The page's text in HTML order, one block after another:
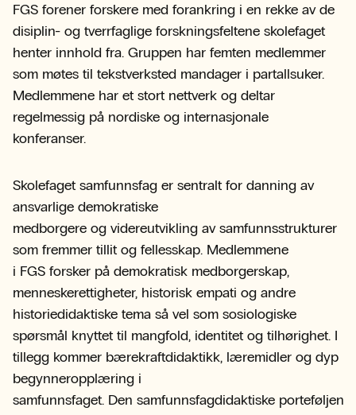
FGS forener forskere med forankring i en rekke av de
disiplin- og tverrfaglige forskningsfeltene skolefaget
henter innhold fra. Gruppen har femten medlemmer
som møtes til tekstverksted mandager i partallsuker.
Medlemmene har et stort nettverk og deltar
regelmessig på nordiske og internasjonale
konferanser.
Skolefaget samfunnsfag er sentralt for danning av
ansvarlige demokratiske
medborgere og videreutvikling av samfunnsstrukturer
som fremmer tillit og fellesskap. Medlemmene
i FGS forsker på demokratisk medborgerskap,
menneskerettigheter, historisk empati og andre
historiedidaktiske tema så vel som sosiologiske
spørsmål knyttet til mangfold, identitet og tilhørighet. I
tillegg kommer bærekraftdidaktikk, læremidler og dyp
begynneropplæring i
samfunnsfaget. Den samfunnsfagdidaktiske porteføljen